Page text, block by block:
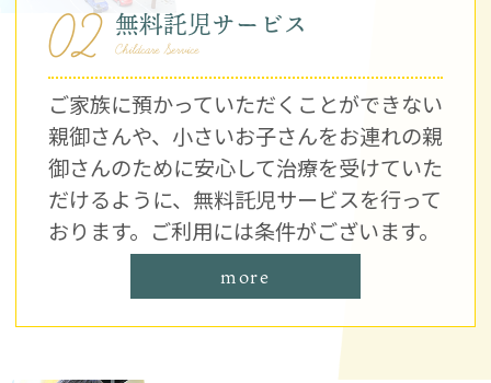
02 無料託児サービス
Childcare Service
ご家族に預かっていただくことができない
親御さんや、小さいお子さんをお連れの親
御さんのために安心して治療を受けていた
だけるように、無料託児サービスを行って
おります。ご利用には条件がございます。
more